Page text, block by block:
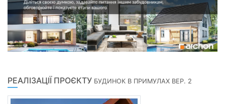
РЕАЛІЗАЦІЇ ПРОЄКТУ БУДИНОК В ПРИМУЛАХ ВЕР. 2